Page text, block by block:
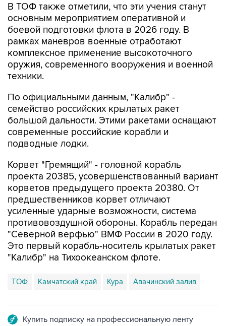
В ТОФ также отметили, что эти учения станут
основным мероприятием оперативной и
боевой подготовки флота в 2026 году. В
рамках маневров военные отработают
комплексное применение высокоточного
оружия, современного вооружения и военной
техники.
По официальными данным, "Калибр" -
семейство российских крылатых ракет
большой дальности. Этими ракетами оснащают
современные российские корабли и
подводные лодки.
Корвет "Гремящий" - головной корабль
проекта 20385, усовершенствованный вариант
корветов предыдущего проекта 20380. От
предшественников корвет отличают
усиленные ударные возможности, система
противовоздушной обороны. Корабль передан
"Северной верфью" ВМФ России в 2020 году.
Это первый корабль-носитель крылатых ракет
"Калибр" на Тихоокеанском флоте.
ТОФ Камчатский край Кура Авачинский залив
Купить подписку на профессиональную ленту